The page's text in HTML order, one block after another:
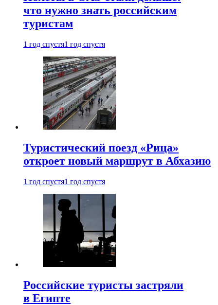
что нужно знать российским
туристам
1 год спустя1 год спустя
Туристический поезд «Рица»
откроет новый маршрут в Абхазию
1 год спустя1 год спустя
Российские туристы застряли
в Египте